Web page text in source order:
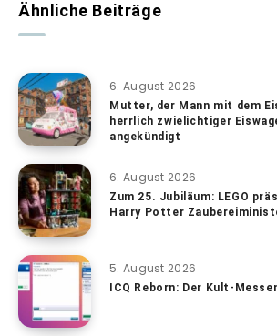
Ähnliche Beiträge
6. August 2026
Mutter, der Mann mit dem
herrlich zwielichtiger
angekündigt
6. August 2026
Zum 25. Jubiläum: LEGO
Harry Potter
5. August 2026
ICQ Reborn: Der Kult-